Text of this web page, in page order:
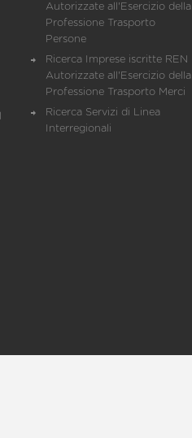
Autorizzate all'Esercizio della
Professione Trasporto
Persone
Ricerca Imprese iscritte REN
Autorizzate all'Esercizio della
Professione Trasporto Merci
Ricerca Servizi di Linea
Interregionali